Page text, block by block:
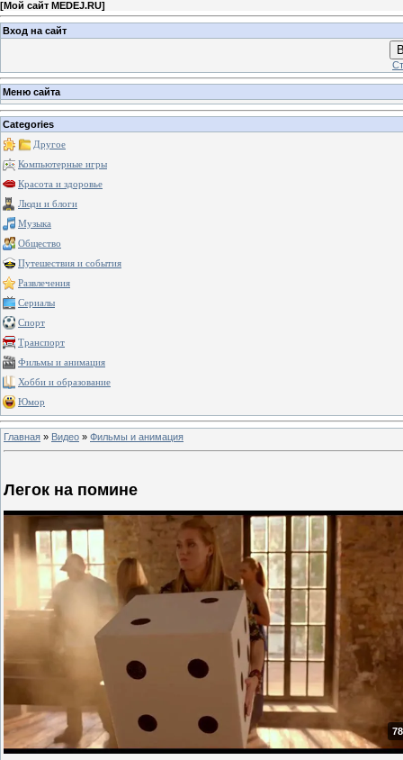
[Мой сайт MEDEJ.RU]
Вход на сайт
Меню сайта
Categories
Другое
Компьютерные игры
Красота и здоровье
Люди и блоги
Музыка
Общество
Путешествия и события
Развлечения
Сериалы
Спорт
Транспорт
Фильмы и анимация
Хобби и образование
Юмор
Главная » Видео » Фильмы и анимация
Легок на помине